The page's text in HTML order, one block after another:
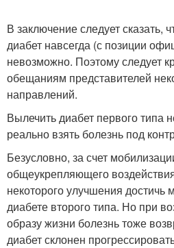
В заключение следует сказать,
диабет навсегда (с позиции
невозможно. Поэтому следует
обещаниям представителей
направлений.
Вылечить диабет первого типа
реально взять болезнь под
Безусловно, за счет
общеукрепляющего
некоторого улучшения
диабете второго типа. Но при
образу жизни болезнь тоже
диабет склонен